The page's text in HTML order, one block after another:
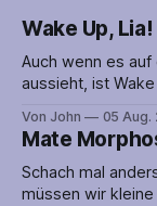
Wake Up, Lia!
Auch wenn es auf
aussieht, ist
oder ihnen im
Abschnitt
Puzzles werden
Von John 05 Aug.
Mate
Schach mal
müssen wir